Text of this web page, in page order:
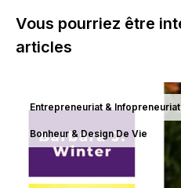
Vous pourriez être
articles
Entrepreneuriat & Infopreneuriat
Bonheur & Design De Vie